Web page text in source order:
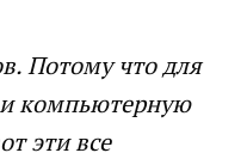
Потому что для
и компьютерную
эти все